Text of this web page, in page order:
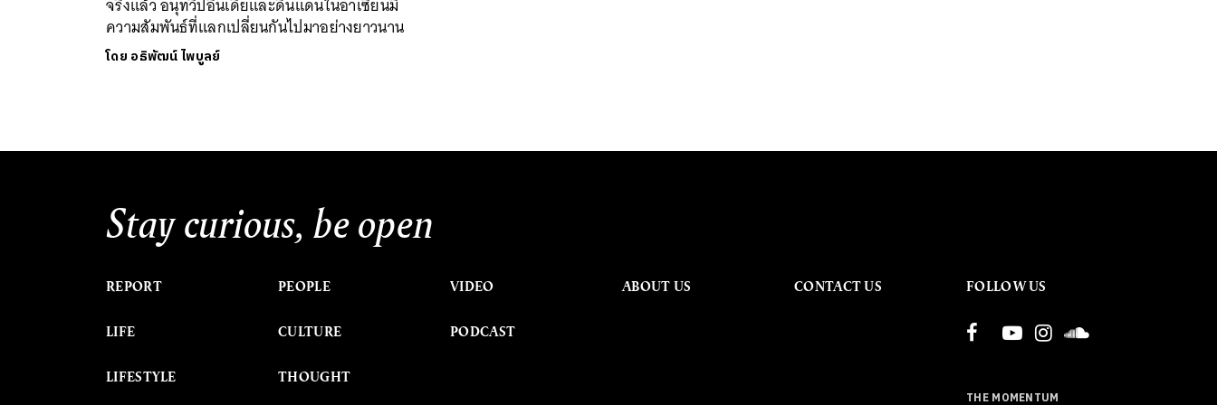
ความสัมพันธ์ที่แลกเปลี่ยนกันไปมาอย่างยาวนาน
โดย อธิพัฒน์ ไพบูลย์
Stay curious, be open
REPORT
LIFE
LIFESTYLE
PEOPLE
CULTURE
THOUGHT
VIDEO
PODCAST
ABOUT US CONTACT US FOLLOW US
THE MOMENTUM